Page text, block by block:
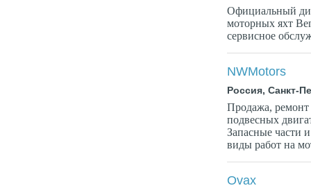
Официальный
моторных яхт
сервисное
NWMotors
Россия, Санкт-
Продажа,
подвесных
Запасные части
виды работ на
Ovax